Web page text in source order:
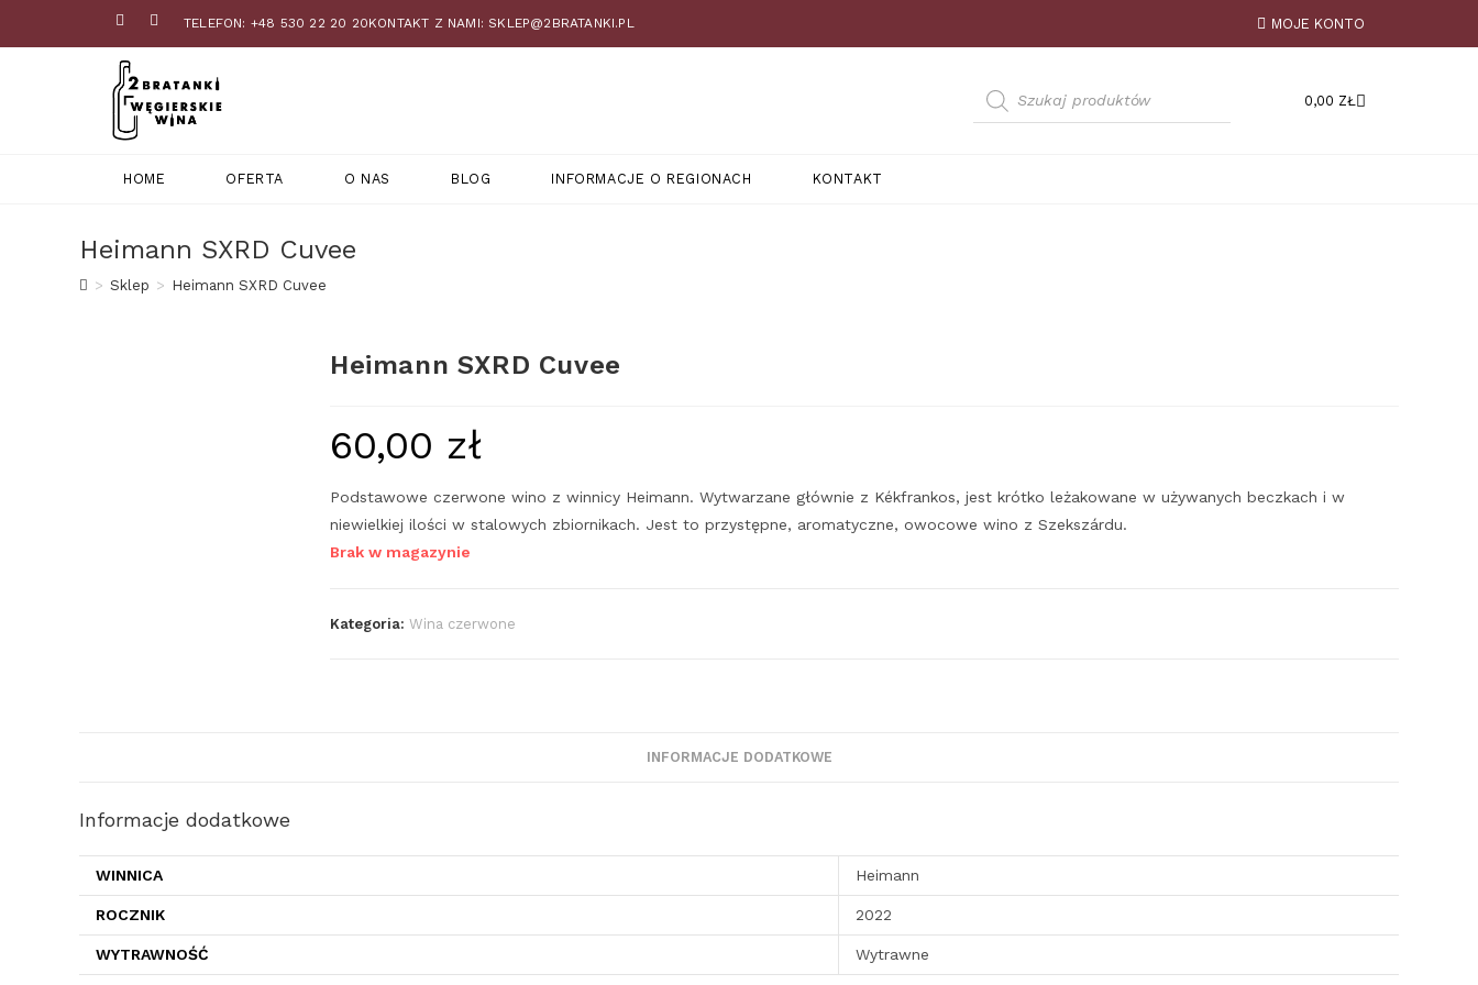
TELEFON: +48 530 22 20 20KONTAKT Z NAMI: SKLEP@2BRATANKI.PL MOJE KONTO
0,00 ZŁ
HOME OFERTA O NAS BLOG INFORMACJE O REGIONACH KONTAKT
Heimann SXRD Cuvee
> Sklep > Heimann SXRD Cuvee
Heimann SXRD Cuvee
60,00 zł
Podstawowe czerwone wino z winnicy Heimann. Wytwarzane głównie z Kékfrankos, jest krótko leżakowane w używanych beczkach i w
niewielkiej ilości w stalowych zbiornikach. Jest to przystępne, aromatyczne, owocowe wino z Szekszárdu.
Brak w magazynie
Kategoria: Wina czerwone
INFORMACJE DODATKOWE
Informacje dodatkowe
WINNICA Heimann
ROCZNIK 2022
WYTRAWNOŚĆ Wytrawne